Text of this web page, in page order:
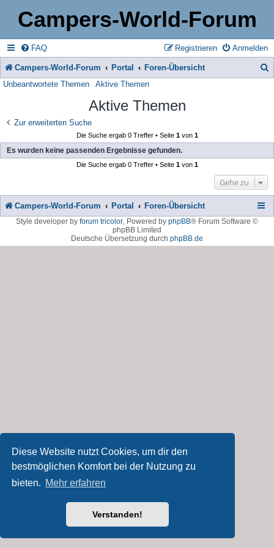
Diese Website nutzt Cookies, um dir den
bestmöglichen Komfort bei der Nutzung zu
bieten. Mehr erfahren
Verstanden!
Campers-World-Forum
FAQ Anmelden
Registrieren
Campers-World-Forum Portal Foren-Übersicht
Unbeantwortete Themen Aktive Themen
Aktive Themen
Zur erweiterten Suche
Die Suche ergab 0 Treffer • Seite 1von 1
Es wurden keine passenden Ergebnisse gefunden.
Die Suche ergab 0 Treffer • Seite 1von 1
Gehe zu
Campers-World-Forum Portal Foren-Übersicht
Style developer by forum tricolor, Powered by phpBB® Forum Software ©
phpBB Limited
Deutsche Übersetzung durch phpBB.de